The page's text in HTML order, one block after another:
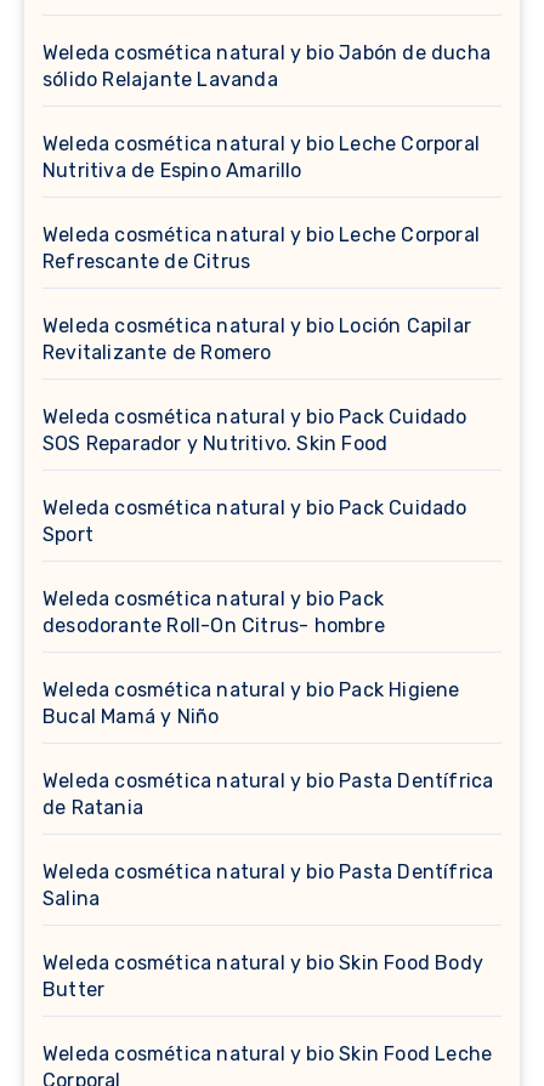
Weleda cosmética natural y bio Jabón de ducha
sólido Relajante Lavanda
Weleda cosmética natural y bio Leche Corporal
Nutritiva de Espino Amarillo
Weleda cosmética natural y bio Leche Corporal
Refrescante de Citrus
Weleda cosmética natural y bio Loción Capilar
Revitalizante de Romero
Weleda cosmética natural y bio Pack Cuidado
SOS Reparador y Nutritivo. Skin Food
Weleda cosmética natural y bio Pack Cuidado
Sport
Weleda cosmética natural y bio Pack
desodorante Roll-On Citrus- hombre
Weleda cosmética natural y bio Pack Higiene
Bucal Mamá y Niño
Weleda cosmética natural y bio Pasta Dentífrica
de Ratania
Weleda cosmética natural y bio Pasta Dentífrica
Salina
Weleda cosmética natural y bio Skin Food Body
Butter
Weleda cosmética natural y bio Skin Food Leche
Corporal